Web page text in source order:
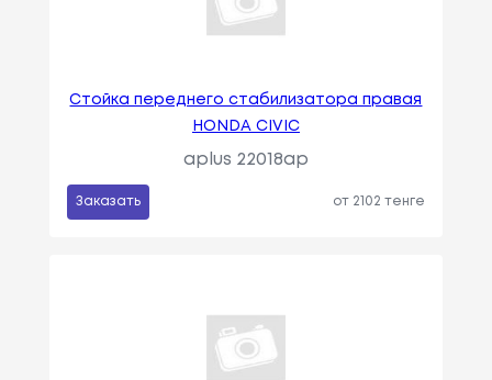
Стойка переднего стабилизатора правая
HONDA CIVIC
aplus 22018ap
Заказать от 2102 тенге